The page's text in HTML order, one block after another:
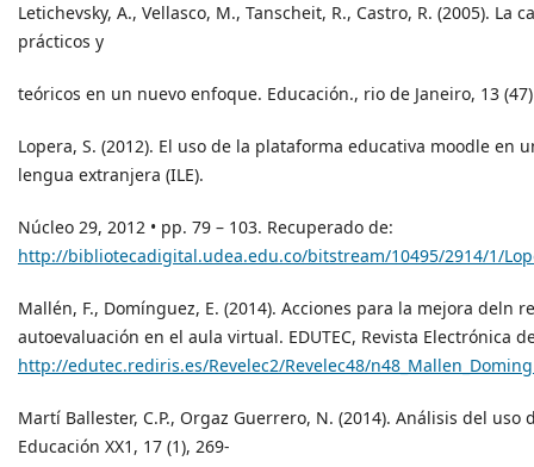
Letichevsky, A., Vellasco, M., Tanscheit, R., Castro, R. (2005).
prácticos y
teóricos en un nuevo enfoque. Educación., rio de Janeiro, 13
Lopera, S. (2012). El uso de la plataforma educativa moodle en
lengua extranjera (ILE).
Núcleo 29, 2012 • pp. 79 – 103. Recuperado de:
http://bibliotecadigital.udea.edu.co/bitstream/10495/2914/1/
Mallén, F., Domínguez, E. (2014). Acciones para la mejora deln
autoevaluación en el aula virtual. EDUTEC, Revista Electrónica
http://edutec.rediris.es/Revelec2/Revelec48/
Martí Ballester, C.P., Orgaz Guerrero, N. (2014). Análisis del
Educación XX1, 17 (1), 269-